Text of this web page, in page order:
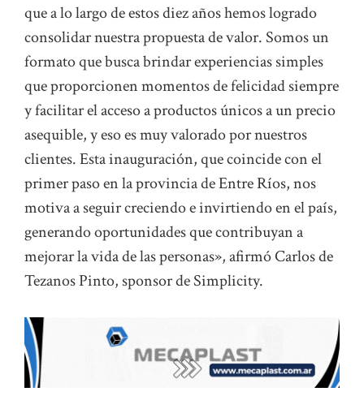
que a lo largo de estos diez años hemos logrado
consolidar nuestra propuesta de valor. Somos un
formato que busca brindar experiencias simples
que proporcionen momentos de felicidad siempre
y facilitar el acceso a productos únicos a un precio
asequible, y eso es muy valorado por nuestros
clientes. Esta inauguración, que coincide con el
primer paso en la provincia de Entre Ríos, nos
motiva a seguir creciendo e invirtiendo en el país,
generando oportunidades que contribuyan a
mejorar la vida de las personas», afirmó Carlos de
Tezanos Pinto, sponsor de Simplicity.